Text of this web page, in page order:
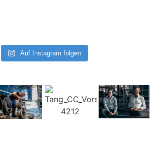
Auf Instagram folgen